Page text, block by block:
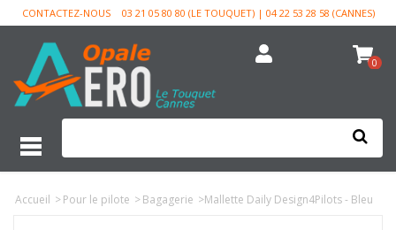
CONTACTEZ-NOUS 03 21 05 80 80 (LE TOUQUET) | 04 22 53 28 58 (CANNES)
0
Accueil >Pour le pilote >Bagagerie >Mallette Daily Design4Pilots - Bleu